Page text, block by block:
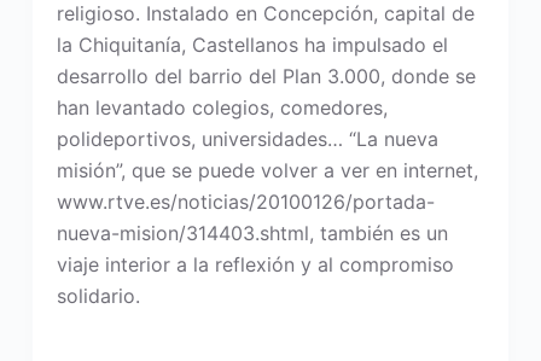
religioso. Instalado en Concepción, capital de
la Chiquitanía, Castellanos ha impulsado el
desarrollo del barrio del Plan 3.000, donde se
han levantado colegios, comedores,
polideportivos, universidades… “La nueva
misión”, que se puede volver a ver en internet,
www.rtve.es/noticias/20100126/portada-
nueva-mision/314403.shtml, también es un
viaje interior a la reflexión y al compromiso
solidario.